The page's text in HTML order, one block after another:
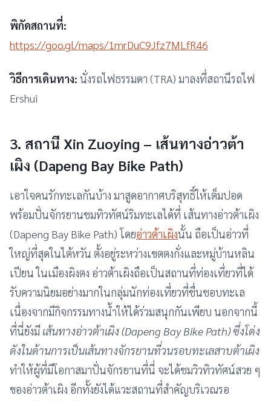
พิกัดสถานที่:
https://goo.gl/maps/1mrDuC9Jfz7MLfR46
วิธีการเดินทาง: นั่งรถไฟธรรมดา (TRA) มาลงที่สถานีรถไฟ
Ershui
3. สถานี Xin Zuoying – เส้นทางอ่าวต้า
เผิง (Dapeng Bay Bike Path)
เอาใจคนรักทะเลกันบ้าง มาสูดอากาศบริสุทธิ์ให้เต็มปอด
พร้อมปั่นจักรยานชมทิวทัศน์ริมทะเลได้ที่ เส้นทางอ่าวต้าเผิง
(Dapeng Bay Bike Path) โดยอ่าวต้าเผิงนั้น ถือเป็นอ่าวที่
ใหญ่ที่สุดในไต้หวัน ตั้งอยู่ระหว่างเขตตงกั่งและหมู่บ้านหลิน
เปียน ในเมืองผิงตง อ่าวต้าเผิงถือเป็นสถานที่ท่องเที่ยวที่ได้
รับความนิยมอย่างมากในกลุ่มนักท่องเที่ยวที่ชื่นชอบทะเล
เนื่องจากมีกิจกรรมทางน้ำให้ได้ร่วมสนุกกันเพียบ นอกจากนี้
ที่นี่ยังมี เส้นทางอ่าวต้าเผิง (Dapeng Bay Bike Path) ซึ่งโด่ง
ดังในด้านการเป็นเส้นทางจักรยานที่วนรอบทะเลสาบต้าเผิง
ทำให้ผู้ที่มีโอกาสมาปั่นจักรยานที่นี่ จะได้ชมวิวทิวทัศน์สวย ๆ
ของอ่าวต้าเผิง อีกทั้งยังได้แวะสถานที่สำคัญบริเวณรอ